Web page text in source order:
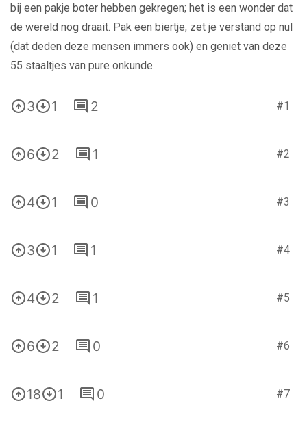
bij een pakje boter hebben gekregen; het is een wonder dat
de wereld nog draait. Pak een biertje, zet je verstand op nul
(dat deden deze mensen immers ook) en geniet van deze
55 staaltjes van pure onkunde.
3 1 2 #1
6 2 1 #2
4 1 0 #3
3 1 1 #4
4 2 1 #5
6 2 0 #6
18 1 0 #7